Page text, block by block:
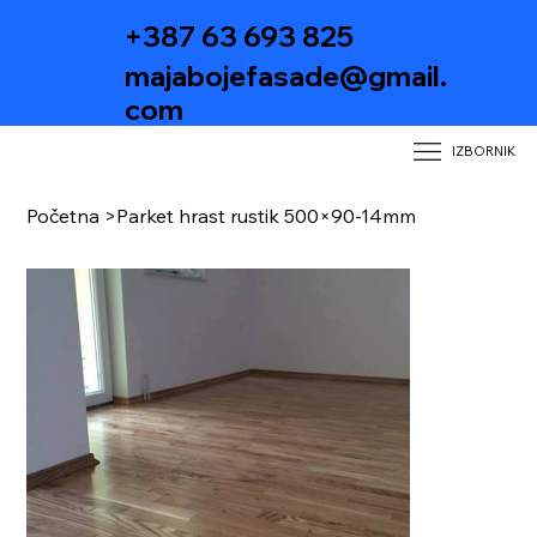
IZBORNIK
+387 63 693 825
majabojefasade@gmail.
com
Početna >Parket hrast rustik 500×90-14mm